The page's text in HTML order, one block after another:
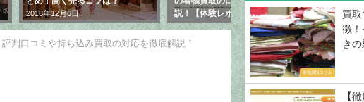
2018年12月6日
説！【体験レポート付き】
2018年12月12日
2019年2月20
判口コミや持ち込み買取の対応を徹底解説！
着物買取コラム
買
徴！
きの
【